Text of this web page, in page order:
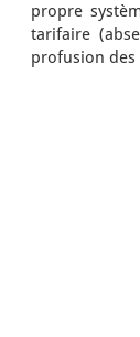
propre
tarifaire
profusion des